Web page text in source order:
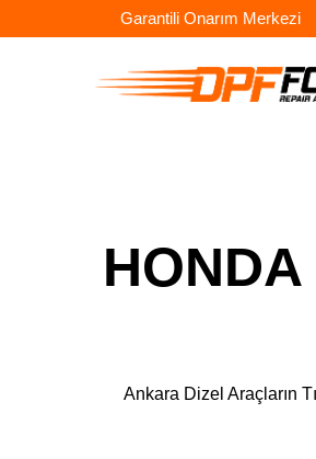
Garantili Onarım Merkezi
Ankara Dizel Araçların